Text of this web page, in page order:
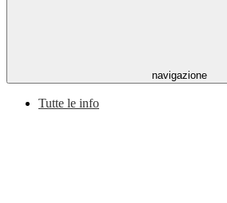
navigazione
Tutte le info